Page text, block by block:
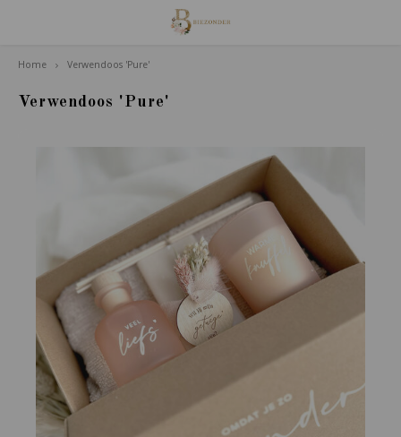
Familie van Houdt
Home Verwendoos 'Pure'
Verwendoos 'Pure'